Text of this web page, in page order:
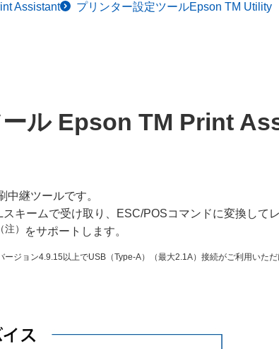
Assistant プリンター設定ツールEpson TM Utility
ル Epson TM Print
継ツールです。
キームで受け取り、ESC/POSコマンドに変換して
（注） をサポートします。
ョン4.9.15以上でUSB（Type-A）（最大2.1A）接続がご利用いただ